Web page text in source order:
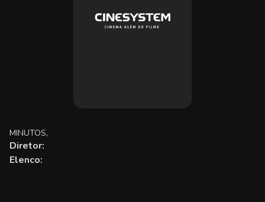
MINUTOS,
Diretor:
Elenco: